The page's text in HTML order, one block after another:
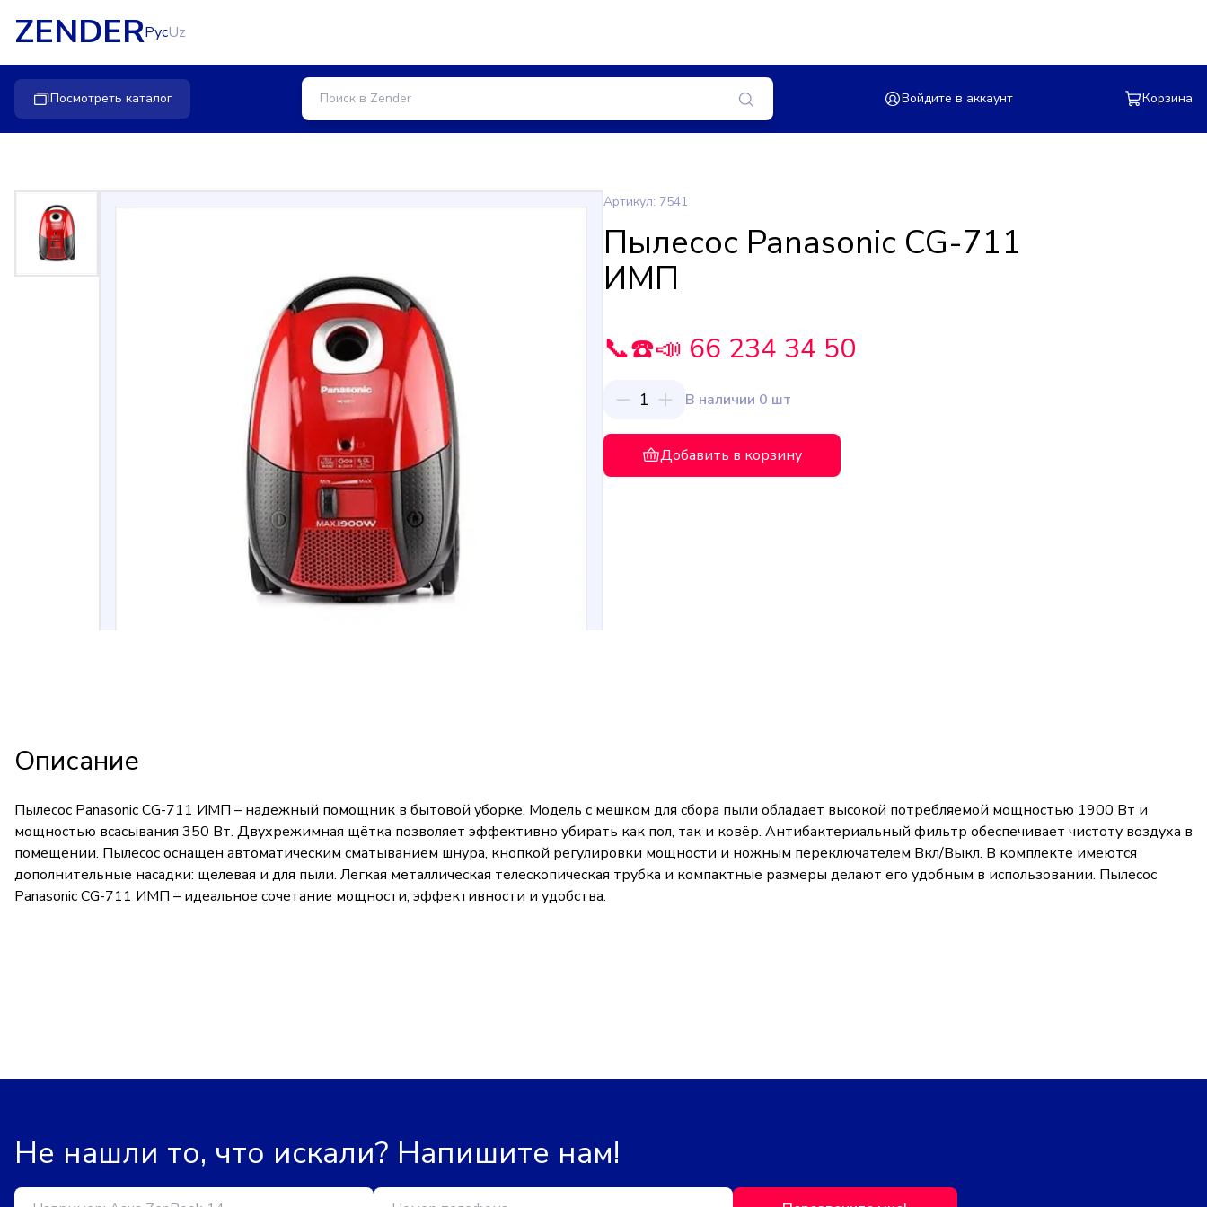
ZENDERРусUz
Посмотреть каталог Войдите в аккаунт Корзина
Артикул: 7541
Пылесос Panasonic CG-711
ИМП
📞☎️📣 66 234 34 50
1 В наличии 0 шт
Добавить в корзину
Описание
Пылесос Panasonic CG-711 ИМП – надежный помощник в бытовой уборке. Модель с мешком для сбора пыли обладает высокой потребляемой мощностью 1900 Вт и
мощностью всасывания 350 Вт. Двухрежимная щётка позволяет эффективно убирать как пол, так и ковёр. Антибактериальный фильтр обеспечивает чистоту воздуха в
помещении. Пылесос оснащен автоматическим сматыванием шнура, кнопкой регулировки мощности и ножным переключателем Вкл/Выкл. В комплекте имеются
дополнительные насадки: щелевая и для пыли. Легкая металлическая телескопическая трубка и компактные размеры делают его удобным в использовании. Пылесос
Panasonic CG-711 ИМП – идеальное сочетание мощности, эффективности и удобства.
Не нашли то, что искали? Напишите нам!